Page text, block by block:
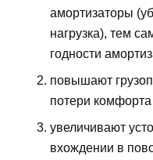
амортизаторы
нагрузка), тем
годности
повышают
потери комфорта
увеличивают
вхождении в